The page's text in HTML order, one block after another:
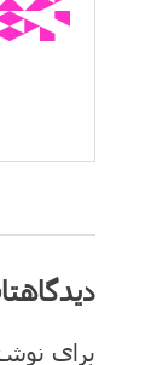
برای